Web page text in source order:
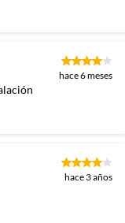
hace 6 meses
hace 3 años